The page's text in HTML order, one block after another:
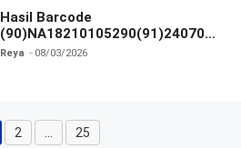
Hasil Barcode
(90)NA18210105290(91)240703
dan Izin BPOM
Reya 08/03/2026
HalamanHalaman
2 … Halaman
25